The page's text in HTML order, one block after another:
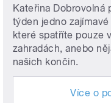
Kateřina Dobrovolná
týden jedno
které spatříte pouze
zahradách, anebo
našich končin.
Více o